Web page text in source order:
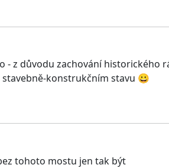
- z důvodu zachování historického
konstrukčním stavu 😀
tohoto mostu jen tak být